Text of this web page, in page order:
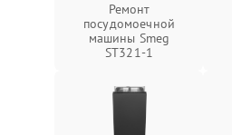
Ремонт
посудомоечной
машины Smeg
ST321-1